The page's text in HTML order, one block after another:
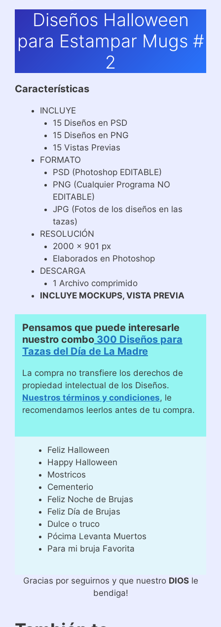
Diseños Halloween
para Estampar Mugs #
2
Características
INCLUYE
15 Diseños en PSD
15 Diseños en PNG
15 Vistas Previas
FORMATO
PSD (Photoshop EDITABLE)
PNG (Cualquier Programa NO
EDITABLE)
JPG (Fotos de los diseños en las
tazas)
RESOLUCIÓN
2000 x 901 px
Elaborados en Photoshop
DESCARGA
1 Archivo comprimido
INCLUYE MOCKUPS, VISTA PREVIA
Pensamos que puede interesarle
nuestro combo 300 Diseños para
Tazas del Día de La Madre
La compra no transfiere los derechos de
propiedad intelectual de los Diseños.
Nuestros términos y condiciones, le
recomendamos leerlos antes de tu compra.
Feliz Halloween
Happy Halloween
Mostricos
Cementerio
Feliz Noche de Brujas
Feliz Día de Brujas
Dulce o truco
Pócima Levanta Muertos
Para mi bruja Favorita
Gracias por seguirnos y que nuestro DIOSle
bendiga!